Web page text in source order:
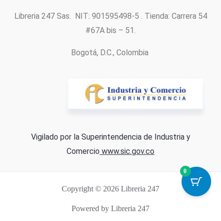
Libreria 247 Sas. NIT: 901595498-5 . Tienda: Carrera 54
#67A bis – 51.
Bogotá, D.C., Colombia
Vigilado por la Superintendencia de Industria y
Comercio www.sic.gov.co
Copyright © 2026 Libreria 247
Powered by Libreria 247
0